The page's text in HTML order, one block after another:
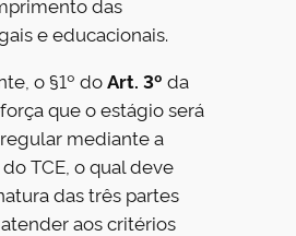
das
e educacionais.
o §1º doArt. 3º da
que o estágio será
mediante a
TCE, o qual deve
das três partes
aos critérios